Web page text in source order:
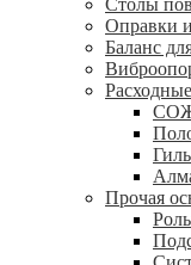
Столы
Оправки
Баланс
Прочая